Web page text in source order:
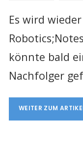
Es wird
könnte bald
Nachfolger
WEITER ZUM